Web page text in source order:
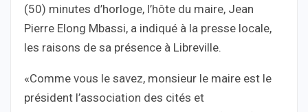
(50) minutes d’horloge, l’hôte du maire, Jean
Pierre Elong Mbassi, a indiqué à la presse locale,
les raisons de sa présence à Libreville.
«Comme vous le savez, monsieur le maire est le
président l’association des cités et